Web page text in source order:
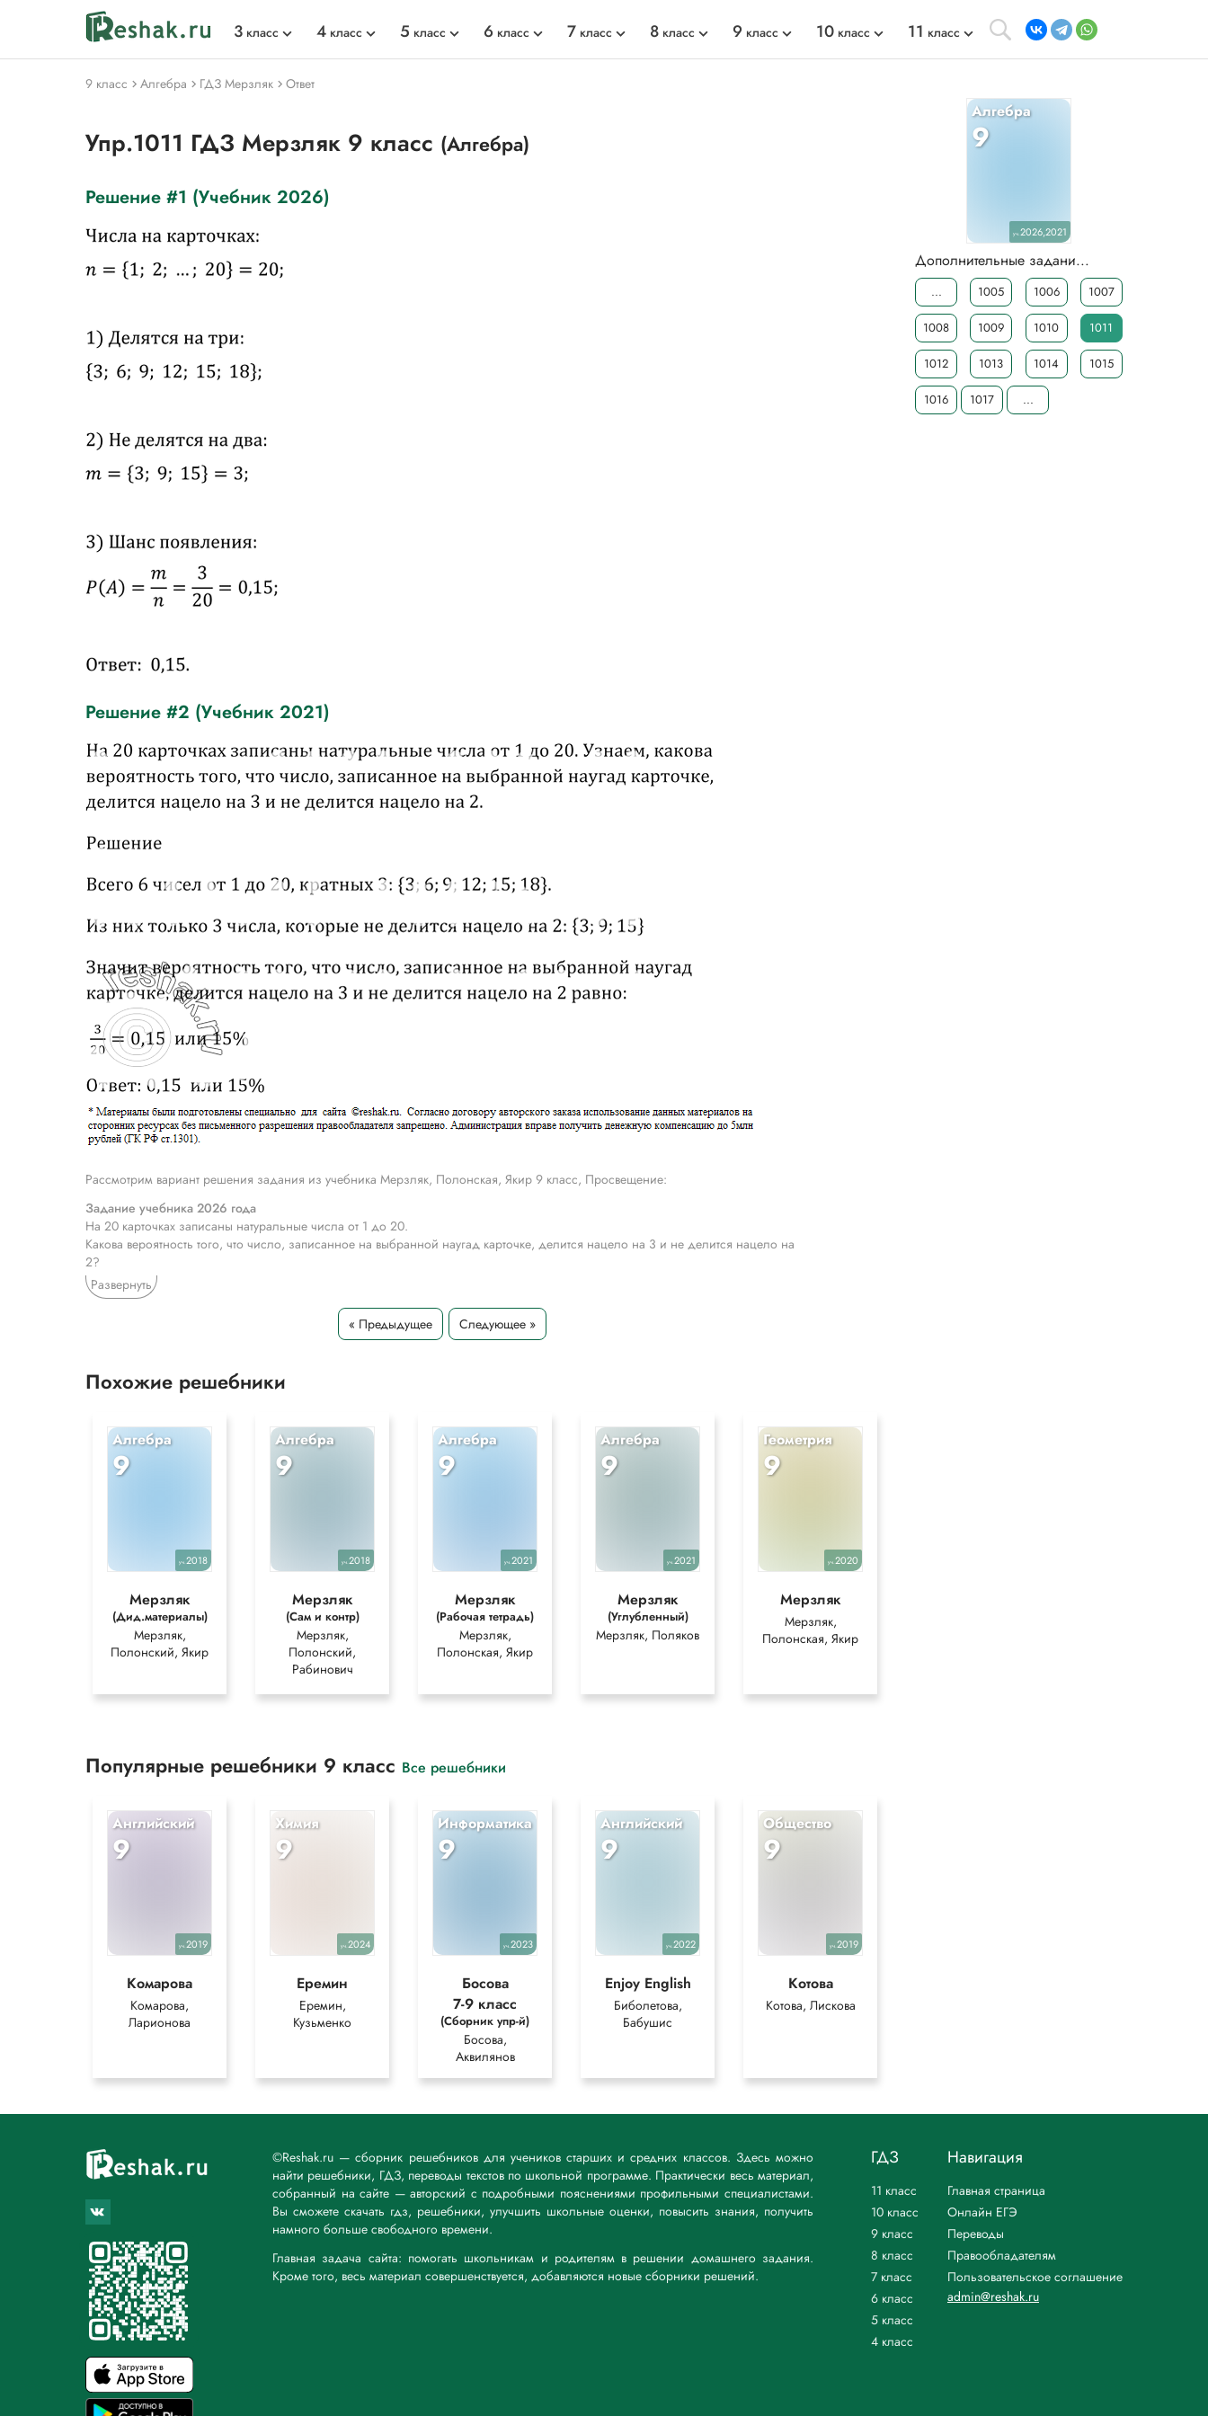
3 класс 4 класс 5 класс 6 класс 7 класс 8 класс 9 класс 10 класс 11 класс
9 класс Алгебра ГДЗ Мерзляк Ответ
Упр.1011 ГДЗ Мерзляк 9 класс (Алгебра)
Решение #1 (Учебник 2026)
Решение #2 (Учебник 2021)
Рассмотрим вариант решения задания из учебника Мерзляк, Полонская, Якир 9 класс, Просвещение:
Задание учебника 2026 года
На 20 карточках записаны натуральные числа от 1 до 20.
Какова вероятность того, что число, записанное на выбранной наугад карточке, делится нацело на 3 и не делится нацело на
2?
Задание учебника 2021 года
На 20 карточках записаны натуральные числа от 1 до 20.
Какова вероятность того, что число, записанное на выбранной наугад карточке, делится нацело на 3 и не делится нацело на
*Текст задания приводится исключительно в образовательных целях для более полного понимания решения.
Развернуть
« Предыдущее Следующее »
Похожие решебники
Алгебра
9
уч.2018
Мерзляк
(Дид.материалы)
Мерзляк,
Полонский, Якир
Алгебра
9
уч.2018
Мерзляк
(Сам и контр)
Мерзляк,
Полонский,
Рабинович
Алгебра
9
уч.2021
Мерзляк
(Рабочая тетрадь)
Мерзляк,
Полонская, Якир
Алгебра
9
уч.2021
Мерзляк
(Углубленный)
Мерзляк, Поляков
Геометрия
9
уч.2020
Мерзляк
Мерзляк,
Полонская, Якир
Популярные решебники 9 класс Все решебники
Английский
9
уч.2019
Комарова
Комарова,
Ларионова
Химия
9
уч.2024
Еремин
Еремин,
Кузьменко
Информатика
9
уч.2023
Босова
7-9 класс
(Сборник упр-й)
Босова,
Аквилянов
Английский
9
уч.2022
Enjoy English
Биболетова,
Бабушис
Общество
9
уч.2019
Котова
Котова, Лискова
Алгебра
9
уч.2026,2021
Дополнительные задани...
... 1005 1006 1007
1008 1009 1010 1011
1012 1013 1014 1015
1016 1017 ...
©Reshak.ru — сборник решебников для учеников старших и средних классов. Здесь можно
найти решебники, ГДЗ, переводы текстов по школьной программе. Практически весь материал,
собранный на сайте — авторский с подробными пояснениями профильными специалистами.
Вы сможете скачать гдз, решебники, улучшить школьные оценки, повысить знания, получить
намного больше свободного времени.
Главная задача сайта: помогать школьникам и родителям в решении домашнего задания.
Кроме того, весь материал совершенствуется, добавляются новые сборники решений.
ГДЗ
11 класс
10 класс
9 класс
8 класс
7 класс
6 класс
5 класс
4 класс
Навигация
Главная страница
Онлайн ЕГЭ
Переводы
Правообладателям
Пользовательское соглашение
admin@reshak.ru